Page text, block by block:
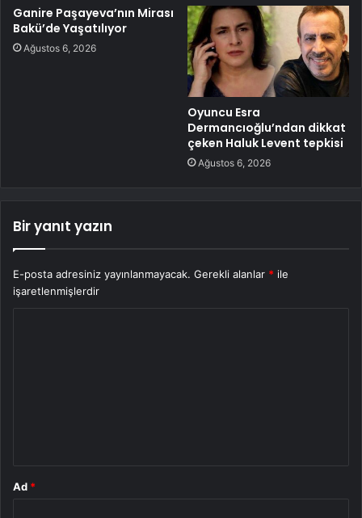
Ganire Paşayeva’nın Mirası
Bakü’de Yaşatılıyor
Ağustos 6, 2026
Oyuncu Esra
Dermancıoğlu’ndan dikkat
çeken Haluk Levent tepkisi
Ağustos 6, 2026
Bir yanıt yazın
E-posta adresiniz yayınlanmayacak. Gerekli alanlar * ile
işaretlenmişlerdir
Ad *